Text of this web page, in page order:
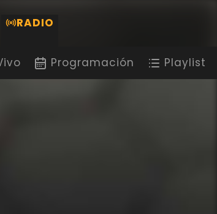
RADIO
Programación Playlist